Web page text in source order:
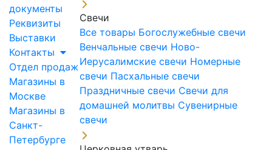
документы
Реквизиты
Выставки
Контакты
Отдел продаж
Магазины в
Москве
Магазины в
Санкт-
Петербурге
Свечи
Все товары Богослужебные свечи
Венчальные свечи Ново-
Иерусалимские свечи Номерные
свечи Пасхальные свечи
Праздничные свечи Свечи для
домашней молитвы Сувенирные
свечи